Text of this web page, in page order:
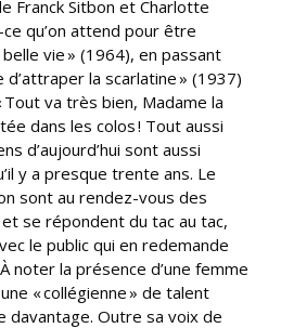
Franck Sitbon et Charlotte
ce qu’on attend pour être
vie » (1964), en passant
d’attraper la scarlatine » (1937)
Tout va très bien, Madame la
dans les colos ! Tout aussi
d’aujourd’hui sont aussi
y a presque trente ans. Le
sont au rendez-vous des
se répondent du tac au tac,
le public qui en redemande
noter la présence d’une femme
« collégienne » de talent
davantage. Outre sa voix de